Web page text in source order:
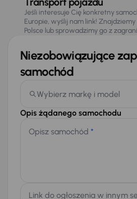
Jeśli interesuje Cię konkretny
Europie, wyślij nam link!
Polsce lub sprowadzimy go z
Niezobowiązujące
samochód
Wybierz markę i model
Opis żądanego samochodu
Opisz samochód *
Link do ogłoszenia w innym